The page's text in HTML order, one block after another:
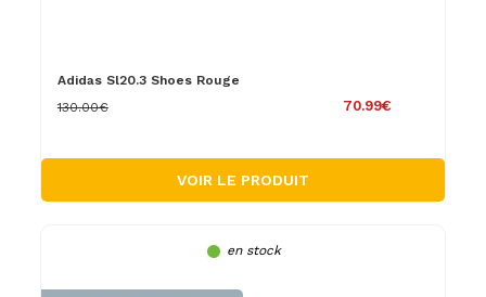
Adidas Sl20.3 Shoes Rouge
70.99€
130.00€
VOIR LE PRODUIT
en stock